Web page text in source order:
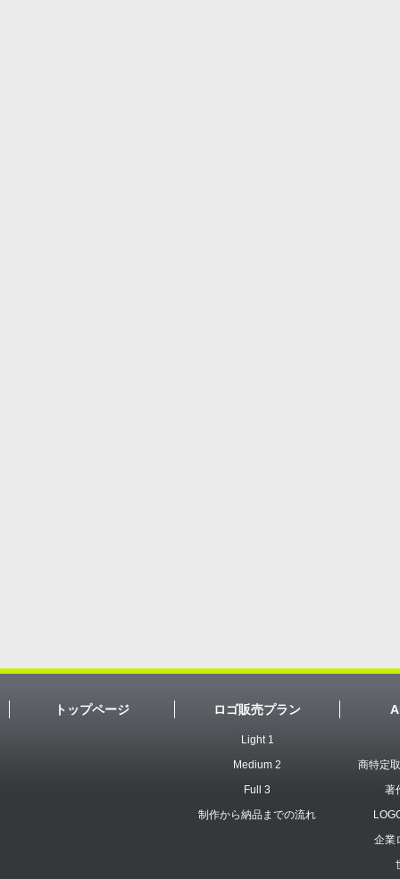
トップページ ロゴ販売プラン
Light 1
Medium 2
Full 3
制作から納品までの流れ
商特定
著
企業